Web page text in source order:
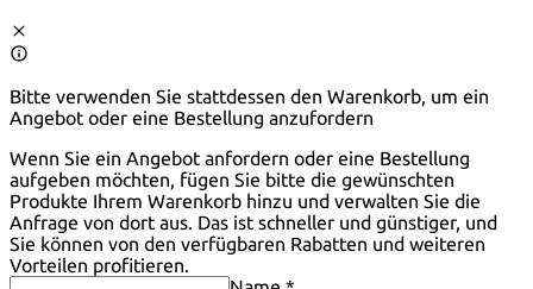
Bitte verwenden Sie stattdessen den Warenkorb, um ein
Angebot oder eine Bestellung anzufordern
Wenn Sie ein Angebot anfordern oder eine Bestellung
aufgeben möchten, fügen Sie bitte die gewünschten
Produkte Ihrem Warenkorb hinzu und verwalten Sie die
Anfrage von dort aus. Das ist schneller und günstiger, und
Sie können von den verfügbaren Rabatten und weiteren
Vorteilen profitieren.